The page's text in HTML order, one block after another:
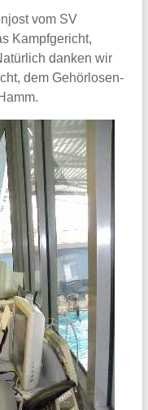
vom SV
Kampfgericht,
danken wir
dem Gehörlosen-